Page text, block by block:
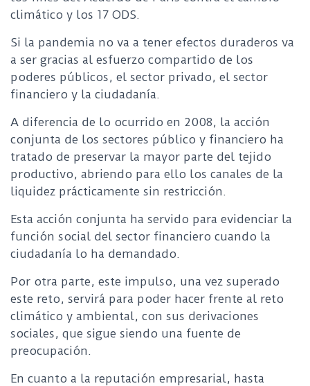
climático y los 17 ODS.
Si la pandemia no va a tener efectos duraderos va
a ser gracias al esfuerzo compartido de los
poderes públicos, el sector privado, el sector
financiero y la ciudadanía.
A diferencia de lo ocurrido en 2008, la acción
conjunta de los sectores público y financiero ha
tratado de preservar la mayor parte del tejido
productivo, abriendo para ello los canales de la
liquidez prácticamente sin restricción.
Esta acción conjunta ha servido para evidenciar la
función social del sector financiero cuando la
ciudadanía lo ha demandado.
Por otra parte, este impulso, una vez superado
este reto, servirá para poder hacer frente al reto
climático y ambiental, con sus derivaciones
sociales, que sigue siendo una fuente de
preocupación.
En cuanto a la reputación empresarial, hasta